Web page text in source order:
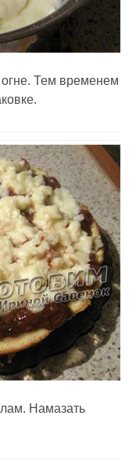
Тем временем
Намазать